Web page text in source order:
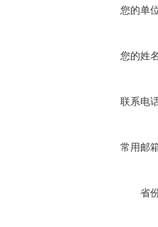
您的单
您的姓
联系电
常用邮
省